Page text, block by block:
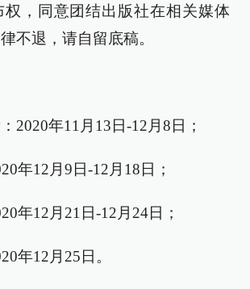
权，同意团结出版社在相关媒体
不退，请自留底稿。
2020年11月13日-12月8日；
年12月9日-12月18日；
年12月21日-12月24日；
年12月25日。